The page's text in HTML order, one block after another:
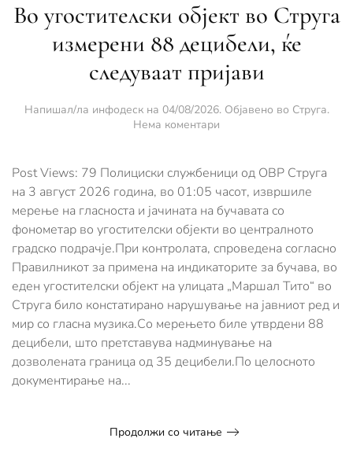
Во угостителски објект во Струга
измерени 88 децибели, ќе
следуваат пријави
Напишал/ла инфодескна 04/08/2026. Објавено во Струга.
Нема коментари
објект
Струга
измерени
88
децибели,
ќе
следуваат
пријави
Post Views: 79 Полициски службеници од ОВР Струга
на 3 август 2026 година, во 01:05 часот, извршиле
мерење на гласноста и јачината на бучавата со
фонометар во угостителски објекти во централното
градско подрачје.При контролата, спроведена согласно
Правилникот за примена на индикаторите за бучава, во
еден угостителски објект на улицата „Маршал Тито“ во
Струга било констатирано нарушување на јавниот ред и
мир со гласна музика.Со мерењето биле утврдени 88
децибели, што претставува надминување на
дозволената граница од 35 децибели.По целосното
документирање на...
Продолжи со читање